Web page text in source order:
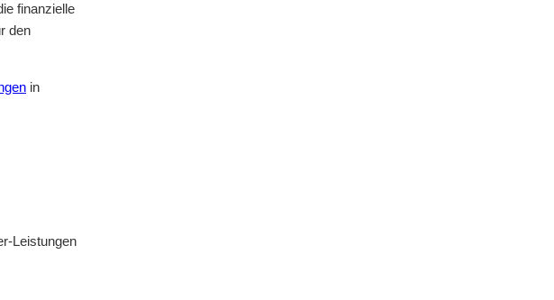
finanzielle
den
in
Leistungen